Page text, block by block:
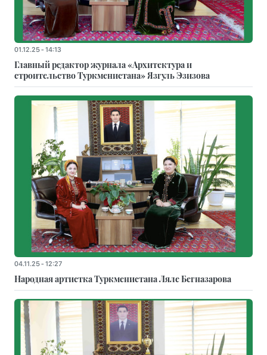
01.12.25 - 14:13
Главный редактор журнала «Архитектура и
строительство Туркменистана» Язгуль Эзизова
04.11.25 - 12:27
Народная артистка Туркменистана Ляле Бегназарова